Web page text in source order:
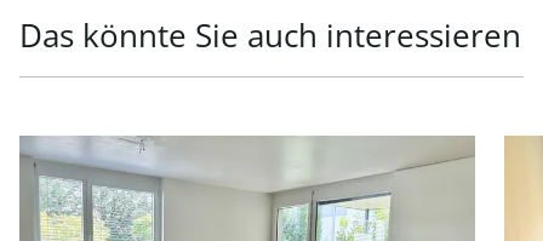
Das könnte Sie auch interessieren
Link zur Seite Helle 4-Zimmer-Wohnung mit Terrasse in